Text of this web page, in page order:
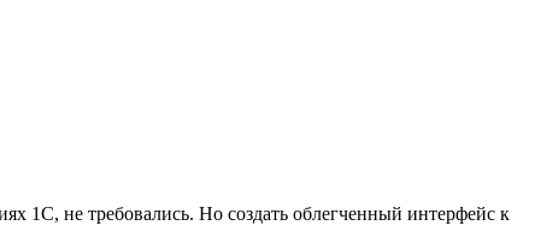
1С, не требовались. Но создать облегченный интерфейс к